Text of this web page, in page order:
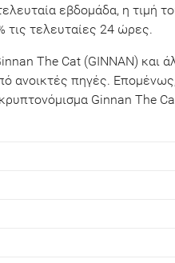
εβδομάδα, η τιμή
τις τελευταίες 24 ώρες.
The Cat (GINNAN) και
ανοικτές πηγές.
Ginnan